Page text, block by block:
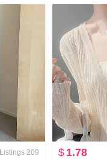
Listings 209
$ 1.78